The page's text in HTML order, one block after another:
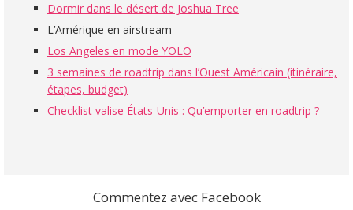
Dormir dans le désert de Joshua Tree
L’Amérique en airstream
Los Angeles en mode YOLO
3 semaines de roadtrip dans l’Ouest Américain (itinéraire,
étapes, budget)
Checklist valise États-Unis : Qu’emporter en roadtrip ?
Commentez avec Facebook